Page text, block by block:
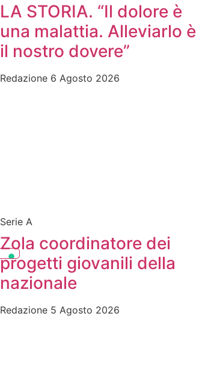
LA STORIA. “Il dolore è
una malattia. Alleviarlo è
il nostro dovere”
Redazione 6 Agosto 2026
Serie A
Zola coordinatore dei
progetti giovanili della
nazionale
Redazione 5 Agosto 2026